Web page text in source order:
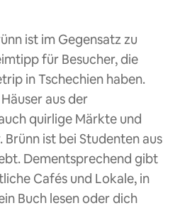
ist im Gegensatz zu
für Besucher, die
in Tschechien haben.
aus der
quirlige Märkte und
Brünn ist bei Studenten aus
Dementsprechend gibt
Cafés und Lokale, in
Buch lesen oder dich